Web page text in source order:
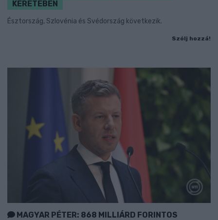
KERETÉBEN
Észtország, Szlovénia és Svédország következik.
Szólj hozzá!
MAGYAR PÉTER: 868 MILLIÁRD FORINTOS